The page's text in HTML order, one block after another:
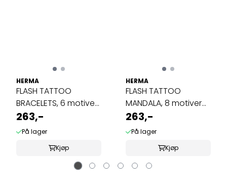
HERMA
FLASH TATTOO
BRACELETS, 6 motiver
(5 pakk)
263,-
På lager
Kjøp
HERMA
FLASH TATTOO
MANDALA, 8 motiver
(5 pakk)
263,-
På lager
Kjøp